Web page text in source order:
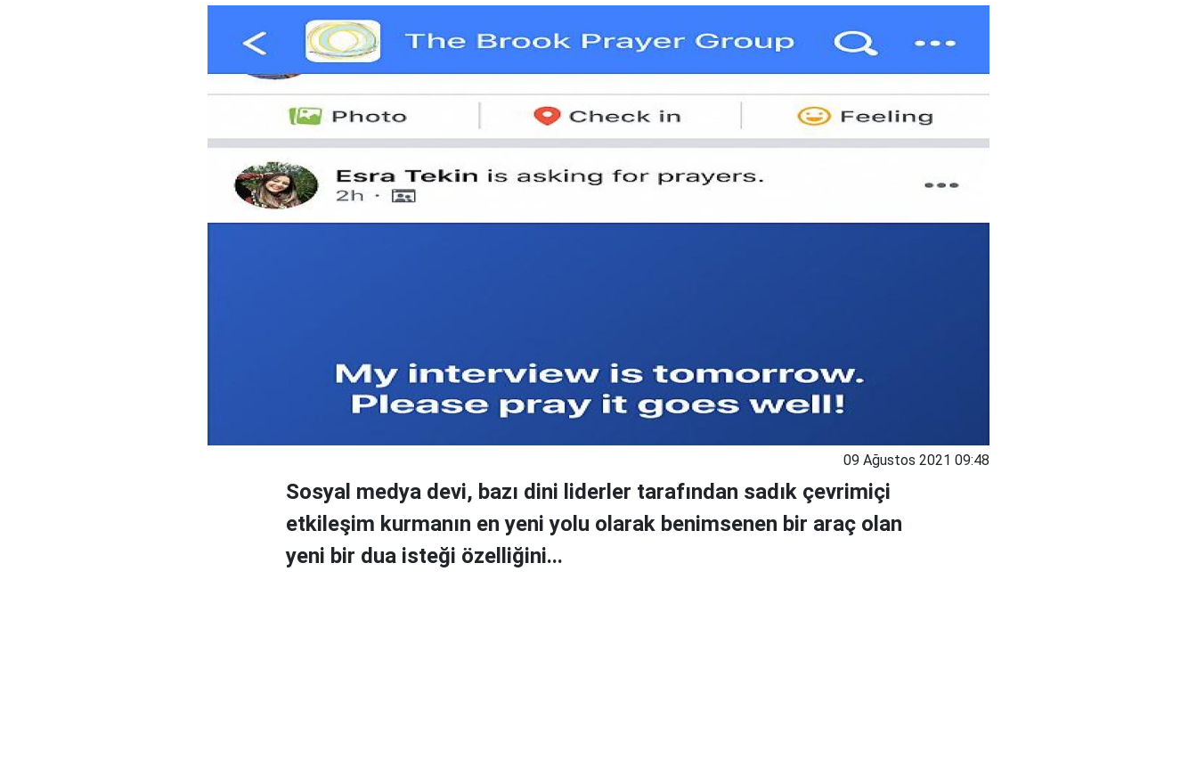
09 Ağustos 2021 09:48
Sosyal medya devi, bazı dini liderler tarafından sadık çevrimiçi
etkileşim kurmanın en yeni yolu olarak benimsenen bir araç olan
yeni bir dua isteği özelliğini...